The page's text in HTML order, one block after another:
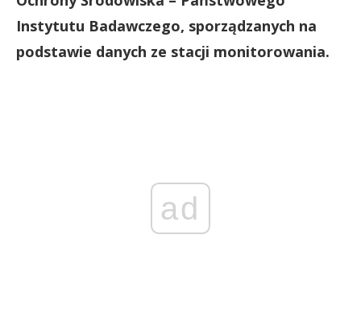
Instytutu Badawczego, sporządzanych na
podstawie danych ze stacji monitorowania.
ad